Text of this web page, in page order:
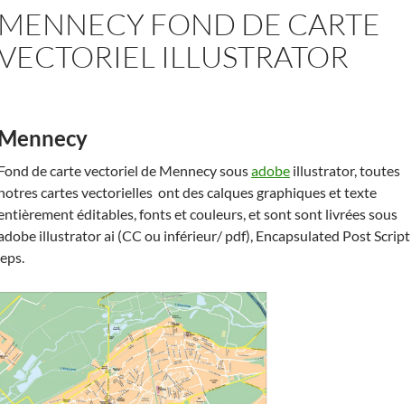
MENNECY FOND DE CARTE
ILLUSTRATOR
de carte vectoriel de Mennecy sousadobe illustrator, toutes
cartes vectorielles ont des calques graphiques et texte
éditables, fonts et couleurs, et sont sont livrées sous
illustrator ai (CC ou inférieur/ pdf), Encapsulated Post Script